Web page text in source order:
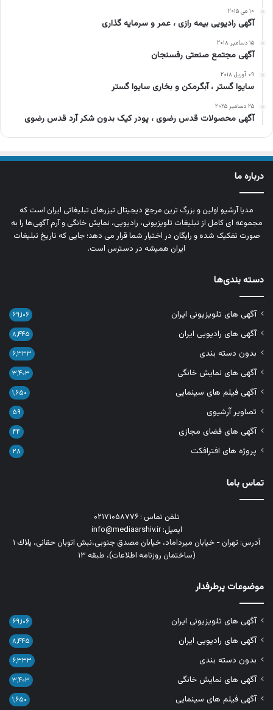
۱۰ می ۲۰۱۵
آگهی رادیویی بیمه رازی ، عمر و سرمایه گذاری
۱۵ دسامبر ۲۰۱۸
آگهی مجتمع صنعتی رفسنجان
۰۹ آوریل ۲۰۱۸
سایوا گستر ، آبگرمکن و بخاری سایوا گستر
۲۵ دسامبر ۲۰۲۵
آگهی محصولات قدس رضوی ، پودر کیک بدون شکر آرد قدس رضوی
درباره ما
مدیا آرشیو اولین و بزرگ‌ ترین مرجع دیجیتال تیزرهای تبلیغاتی ایران است که
مجموعه‌ ای کامل از تبلیغات تلویزیونی، رادیویی، نمایش خانگی و آرم‌ آگهی‌ها را به‌
صورت تفکیک‌ شده و رایگان در اختیار شما قرار می‌ دهد؛ جایی که تاریخ تبلیغات
ایران همیشه در دسترس است.
دسته بندی‌ها
آگهی های تلویزیونی ایران ۶۹,۱۰۶
آگهی های رادیویی ایران ۸,۴۴۵
بدون دسته بندی ۶,۳۳۳
آگهی های نمایش خانگی ۳,۴۰۳
آگهی فیلم های سینمایی ۱,۶۵۰
تصاویر آرشیوی ۵۹
آگهی های فضای مجازی ۴۴
پروژه های افترافکت ۲۸
تماس باما
تلفن تماس : ۰۲۱۷۱۰۵۸۷۷۶
ایمیل: info@mediaarshiv.ir
آدرس: تهران - خیابان میرداماد، خیابان مصدق جنوبی،نبش اتوبان حقانی، پلاك ١
(ساختمان روزنامه اطلاعات)، طبقه ۱۳
موضوعات پرطرفدار
آگهی های تلویزیونی ایران ۶۹,۱۰۶
آگهی های رادیویی ایران ۸,۴۴۵
بدون دسته بندی ۶,۳۳۳
آگهی های نمایش خانگی ۳,۴۰۳
آگهی فیلم های سینمایی ۱,۶۵۰